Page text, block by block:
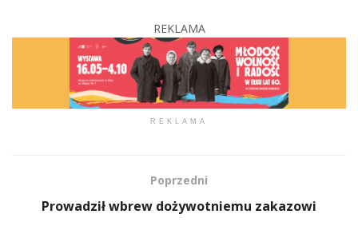
REKLAMA
REKLAMA
Poprzedni
Prowadził wbrew dożywotniemu zakazowi